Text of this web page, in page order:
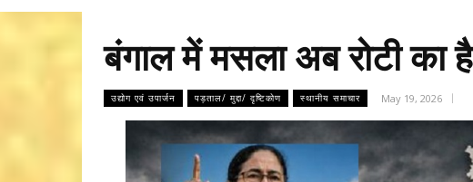
बंगाल में मसला अब रोटी का है
उद्योग एवं उपार्जन पड़ताल/ मुद्दा/ दृष्टिकोण स्थानीय समाचार May 19, 2026